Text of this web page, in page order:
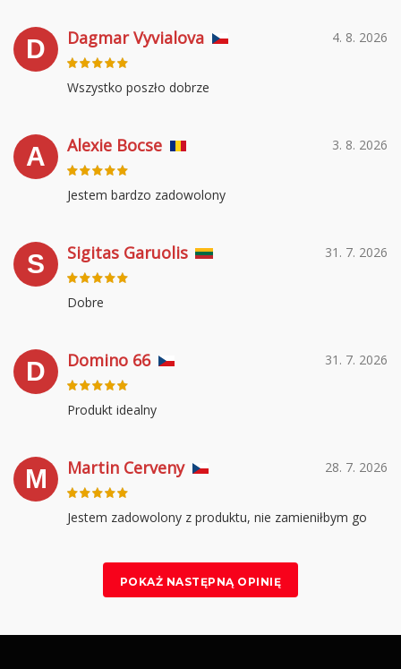
D 4. 8. 2026
Dagmar Vyvialova
Wszystko poszło dobrze
A 3. 8. 2026
Alexie Bocse
Jestem bardzo zadowolony
S 31. 7. 2026
Sigitas Garuolis
Dobre
D 31. 7. 2026
Domino 66
Produkt idealny
M 28. 7. 2026
Martin Cerveny
Jestem zadowolony z produktu, nie zamieniłbym go
POKAŻ NASTĘPNĄ OPINIĘ